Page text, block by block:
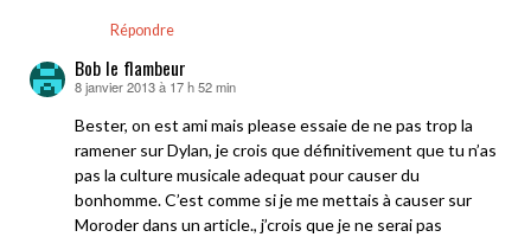
Répondre
Bob le flambeur
dit :
8 janvier 2013 à 17 h 52 min
Bester, on est ami mais please essaie de ne pas trop la
ramener sur Dylan, je crois que définitivement que tu n’as
pas la culture musicale adequat pour causer du
bonhomme. C’est comme si je me mettais à causer sur
Moroder dans un article., j’crois que je ne serai pas